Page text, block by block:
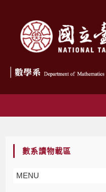
數系讀物載區
MENU